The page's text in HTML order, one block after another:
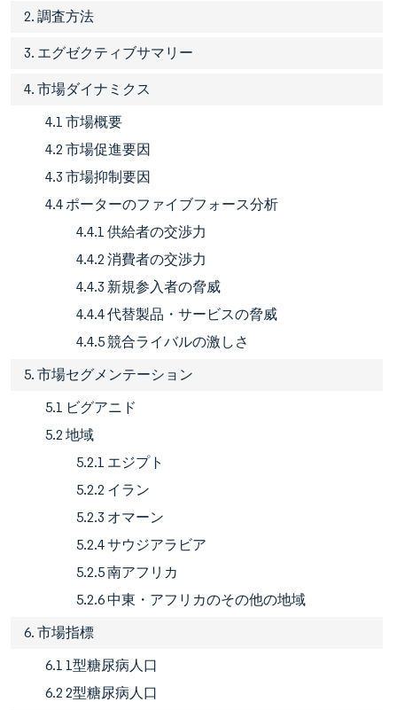
2. 調査方法
3. エグゼクティブサマリー
4. 市場ダイナミクス
4.1 市場概要
4.2 市場促進要因
4.3 市場抑制要因
4.4 ポーターのファイブフォース分析
4.4.1 供給者の交渉力
4.4.2 消費者の交渉力
4.4.3 新規参入者の脅威
4.4.4 代替製品・サービスの脅威
4.4.5 競合ライバルの激しさ
5. 市場セグメンテーション
5.1 ビグアニド
5.2 地域
5.2.1 エジプト
5.2.2 イラン
5.2.3 オマーン
5.2.4 サウジアラビア
5.2.5 南アフリカ
5.2.6 中東・アフリカのその他の地域
6. 市場指標
6.1 1型糖尿病人口
6.2 2型糖尿病人口